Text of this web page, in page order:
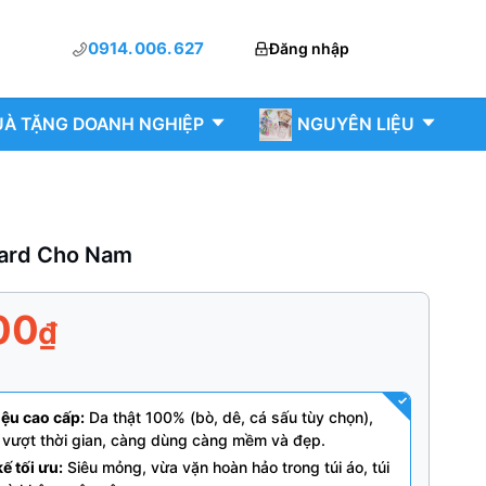
0914. 006. 627 Đăng nhập
TẶNG DOANH NGHIỆP NGUYÊN LIỆU
Cho Nam
₫
cao cấp: Da thật 100% (bò, dê, cá sấu tùy chọn),
thời gian, càng dùng càng mềm và đẹp.
tối ưu: Siêu mỏng, vừa vặn hoàn hảo trong túi áo, túi